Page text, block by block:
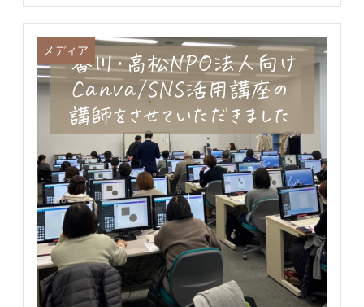
メディア